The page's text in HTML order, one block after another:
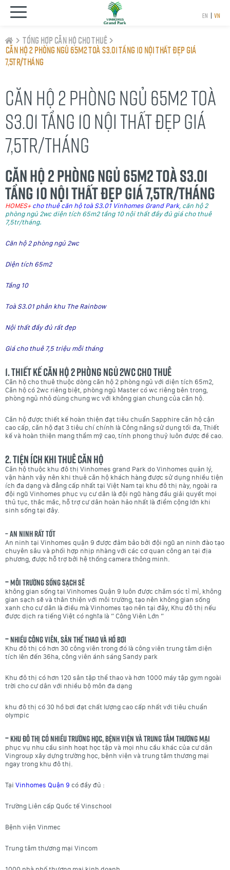
EN | VN
Tổng hợp căn hộ cho thuê
Căn hộ 2 phòng ngủ 65m2 toà S3.01 Tầng 10 nội thất đẹp giá
7,5tr/tháng
CĂN HỘ 2 PHÒNG NGỦ 65M2 TOÀ
S3.01 TẦNG 10 NỘI THẤT ĐẸP GIÁ
7,5TR/THÁNG
Căn hộ 2 phòng ngủ 65m2 toà S3.01
Tầng 10 nội thất đẹp giá 7,5tr/tháng
HOMES+ cho thuê căn hộ toà S3.01 Vinhomes Grand Park, căn hộ 2
phòng ngủ 2wc diện tích 65m2 tầng 10 nội thất đầy đủ giá cho thuê
7,5tr/tháng.
Căn hộ 2 phòng ngủ 2wc
Diện tích 65m2
Tầng 10
Toà S3.01 phân khu The Rainbow
Nội thất đầy đủ rất đẹp
Giá cho thuê 7,5 triệu mỗi tháng
1. Thiết kế căn hộ 2 phòng ngủ 2wc cho thuê
Căn hộ cho thuê thuộc dòng căn hộ 2 phòng ngủ với diện tích 65m2,
Căn hộ có 2wc riêng biệt, phòng ngủ Master có wc riêng bên trong,
phòng ngủ nhỏ dùng chung wc với không gian chung của căn hộ.
Căn hộ được thiết kế hoàn thiện đạt tiêu chuẩn Sapphire căn hộ cận
cao cấp, căn hộ đạt 3 tiêu chí chính là Công năng sử dụng tối đa, Thiết
kế và hoàn thiện mang thẩm mỹ cao, tính phong thuỷ luôn được đề cao.
2. Tiện ích khi thuê căn hộ
Căn hộ thuộc khu đô thị Vinhomes grand Park do Vinhomes quản lý,
vận hành vậy nên khi thuê căn hộ khách hàng được sử dụng nhiều tiện
ích đa dạng và đẳng cấp nhất tại Việt Nam tại khu đô thị này, ngoài ra
đội ngũ Vinhomes phục vụ cư dân là đội ngũ hàng đầu giải quyết mọi
thủ tục, thắc mắc, hỗ trợ cư dân hoàn hảo nhất là điểm cộng lớn khi
sinh sống tại đây.
– An ninh rất tốt
An ninh tại Vinhomes quận 9 được đảm bảo bởi đội ngũ an ninh đào tạo
chuyên sâu và phối hợp nhịp nhàng với các cơ quan công an tại địa
phương, được hỗ trợ bởi hệ thống camera thông minh.
–Môi trường sống sạch sẽ
không gian sống tại Vinhomes Quận 9 luôn được chăm sóc tỉ mỉ, không
gian sạch sẽ và thân thiện với môi trường, tạo nên không gian sống
xanh cho cư dân là điều mà Vinhomes tạo nên tại đây, Khu đô thị nếu
được dịch ra tiếng Việt có nghĩa là ” Công Viên Lớn ”
–Nhiều công viên, sân thể thao và hồ bơi
Khu đô thị có hơn 30 công viên trong đó là công viên trung tâm diện
tích lên đến 36ha, công viên ánh sáng Sandy park
Khu đô thị có hơn 120 sân tập thể thao và hơn 1000 máy tập gym ngoài
trời cho cư dân với nhiều bộ môn đa dạng
khu đô thị có 30 hồ bơi đạt chất lượng cao cấp nhất với tiêu chuẩn
olympic
–Khu đô thị có nhiều trường học, bệnh viện và trung tâm thương mại
phục vụ nhu cầu sinh hoạt học tập và mọi nhu cầu khác của cư dân
Vingroup xây dựng trường học, bệnh viện và trung tâm thương mại
ngay trong khu đô thị.
Tại Vinhomes Quận 9 có đầy đủ :
Trường Liên cấp Quốc tế Vinschool
Bệnh viện Vinmec
Trung tâm thương mại Vincom